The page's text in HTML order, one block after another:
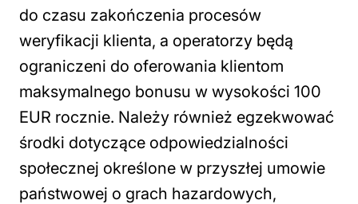
do czasu zakończenia procesów
weryfikacji klienta, a operatorzy będą
ograniczeni do oferowania klientom
maksymalnego bonusu w wysokości 100
EUR rocznie. Należy również egzekwować
środki dotyczące odpowiedzialności
społecznej określone w przyszłej umowie
państwowej o grach hazardowych,